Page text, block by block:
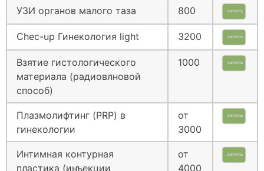
УЗИ органов малого таза 800 запись
Chec-up Гинекология light 3200 запись
Взятие гистологического
материала (радиовлновой
способ)
1000 запись
Плазмолифтинг (PRP) в
гинекологии
от
3000
запись
Интимная контурная
пластика (инъекции
от
4000
запись